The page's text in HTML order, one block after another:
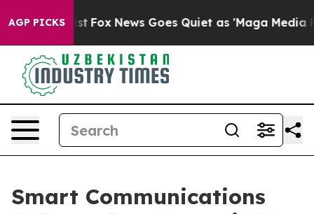
AGP PICKS
Exist Fox News Goes Quiet as 'Maga Media
Smart Communications